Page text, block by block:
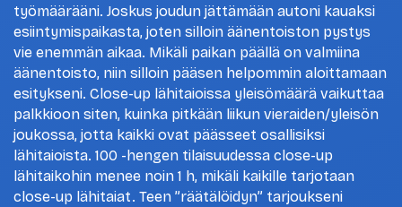
työmäärääni. Joskus joudun jättämään autoni kauaksi
esiintymispaikasta, joten silloin äänentoiston pystys
vie enemmän aikaa. Mikäli paikan päällä on valmiina
äänentoisto, niin silloin pääsen helpommin aloittamaan
esitykseni. Close-up lähitaioissa yleisömäärä vaikuttaa
palkkioon siten, kuinka pitkään liikun vieraiden/yleisön
joukossa, jotta kaikki ovat päässeet osallisiksi
lähitaioista. 100 -hengen tilaisuudessa close-up
lähitaikohin menee noin 1 h, mikäli kaikille tarjotaan
close-up lähitaiat. Teen ”räätälöidyn” tarjoukseni